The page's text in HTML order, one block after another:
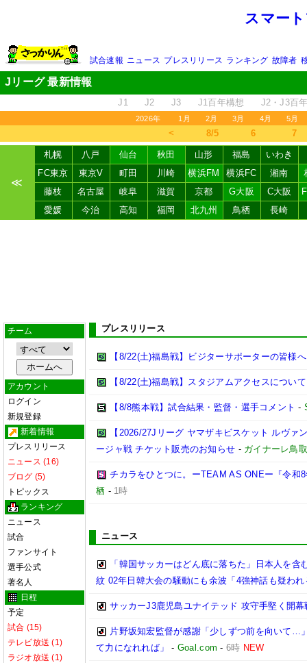
スマー
試合速報 ニュース プレスリリース ランキング 故障者
Jリーグ 最新情報
J1 J2 J3 J1百年構想 J2・J3百
2026年 1月 2月 3月 4月 5月
＜ 8/5 6 7
≪
札幌 八戸 仙台 秋田 山形 福島
いわき
FC東京
東京V 町田 川崎 横浜FM 横浜FC 湘南
藤枝
名古屋 岐阜 滋賀 京都 G大阪 C大阪
愛媛
今治 高知 福岡 北九州 鳥栖 長崎
チーム
アカウント
ログイン
新規登録
新着情報
プレスリリース
ニュース (16)
ブログ (5)
トピックス
ランキング
ニュース
試合
ファンサイト
選手公式
著名人
日程
予定
試合 (15)
テレビ放送 (1)
ラジオ放送 (1)
プレスリリース
【8/22(土)福島戦】ビジターサポーターの皆様へ
【8/22(土)福島戦】スタジアムアクセスについて
【8/8熊本戦】試合結果・監督・選手コメント -
【2026/27Jリーグ ヤマザキビスケット ルヴ
ージャ戦 チケット販売のお知らせ - ガイナーレ鳥取
チカラをひとつに。ーTEAM AS ONEー『令和
栖 - 1時
ニュース
「韓国サッカーはどん底に落ちた」日本人を
紋 02年日韓大会の騒動にも余波「4強神話も疑われ
サッカーJ3鹿児島ユナイテッド 攻守手堅く開
片野坂知宏監督が感謝「少しずつ前を向いて…
て力になれれば」
- Goal.com - 6時 NEW